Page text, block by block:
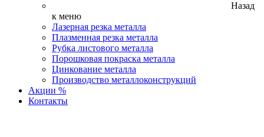
Назад
к меню
Лазерная резка металла
Плазменная резка металла
Рубка листового металла
Порошковая покраска металла
Цинкование металла
Производство металлоконструкций
Акции %
Контакты